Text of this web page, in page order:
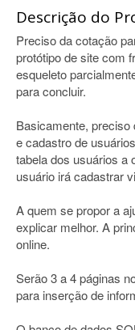
Descrição do
Preciso da cotação
protótipo de site com
esqueleto
para concluir.
Basicamente, preciso
e cadastro de
tabela dos usuários a
usuário irá cadastrar
A quem se propor a
explicar melhor. A
online.
Serão 3 a 4 páginas
para inserção de